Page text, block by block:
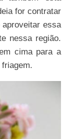
for contratar
essa
nessa região.
cima para a